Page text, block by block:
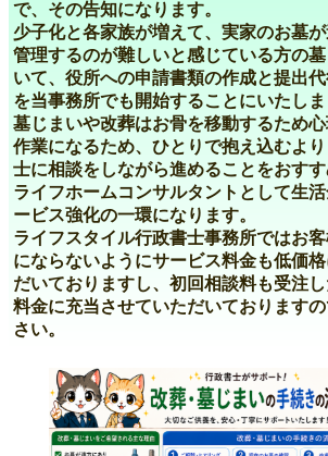
で、その告知になります。
少子化と各家族が増えて、実家のお墓
管理するのが難しいと感じている方の
いて、役所への申請書類の作成と提出
を当事務所でも開始することにいたしま
墓じまいや改葬はお骨を移動するため
作業になるため、ひとりで抱え込むよ
士に相談をしながら進めることをおすす
ライフホームコンサルタントとして生
ービス強化の一環になります。
ライフスタイル行政書士事務所ではお
にならないようにサービス料金も低価
だいておりますし、初回相談料も受注
料金に充当させていただいております
さい。